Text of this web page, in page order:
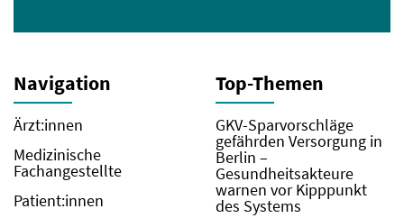
Navigation
Ärzt:innen
Medizinische
Fachangestellte
Patient:innen
Top-Themen
GKV-Sparvorschläge
gefährden Versorgung in
Berlin –
Gesundheitsakteure
warnen vor Kipppunkt
des Systems